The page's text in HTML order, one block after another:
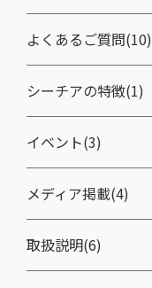
よくあるご質問(10)
シーチアの特徴(1)
イベント(3)
メディア掲載(4)
取扱説明(6)